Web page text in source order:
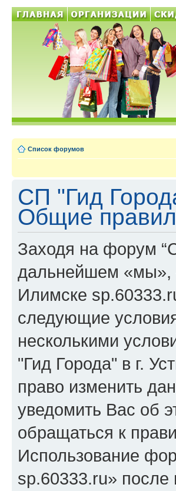
Список форумов
СП "Гид
Общие
Заходя на форум
дальнейшем «мы»,
Илимске
следующие
несколькими
"Гид Города" в г.
право изменить
уведомить Вас об
обращаться к
Использование
sp.60333.ru»